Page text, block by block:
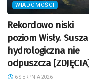
WIADOMOŚCI
Rekordowo niski
poziom Wisły. Susza
hydrologiczna nie
odpuszcza [ZDJĘCIA]
6 SIERPNIA 2026